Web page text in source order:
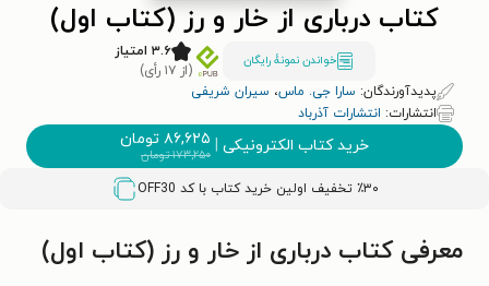
کتاب درباری از خار و رز (کتاب اول)
خواندن نمونۀ رایگان
۳.۶ امتیاز
(از ۱۷ رأی)
پدیدآورندگان: سارا جی. ماس، سیران شریفی
انتشارات: انتشارات آذرباد
خرید کتاب الکترونیکی | ۸۶,۶۲۵ تومان
۱۷۳,۲۵۰تومان
٪۳۰ تخفیف اولین خرید کتاب با کد OFF30
معرفی کتاب درباری از خار و رز (کتاب اول)